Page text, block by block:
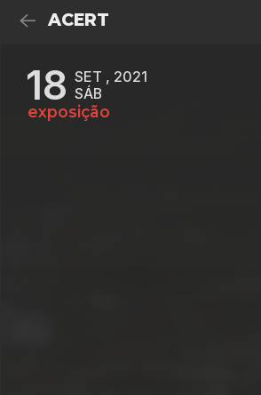
ACERT
18 SET , 2021
SÁB
exposição